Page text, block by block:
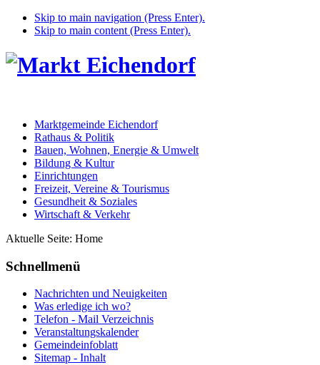
Skip to main navigation (Press Enter).
Skip to main content (Press Enter).
Marktgemeinde Eichendorf
Rathaus & Politik
Bauen, Wohnen, Energie & Umwelt
Bildung & Kultur
Einrichtungen
Freizeit, Vereine & Tourismus
Gesundheit & Soziales
Wirtschaft & Verkehr
Aktuelle Seite: Home
Schnellmenü
Nachrichten und Neuigkeiten
Was erledige ich wo?
Telefon - Mail Verzeichnis
Veranstaltungskalender
Gemeindeinfoblatt
Sitemap - Inhalt